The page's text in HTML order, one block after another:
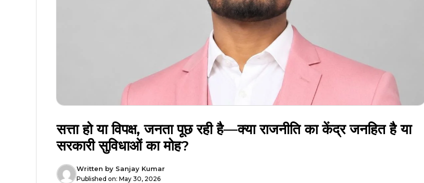
सत्ता हो या विपक्ष, जनता पूछ रही है—क्या राजनीति का केंद्र जनहित है या
सरकारी सुविधाओं का मोह?
Written by Sanjay Kumar
Published on: May 30, 2026